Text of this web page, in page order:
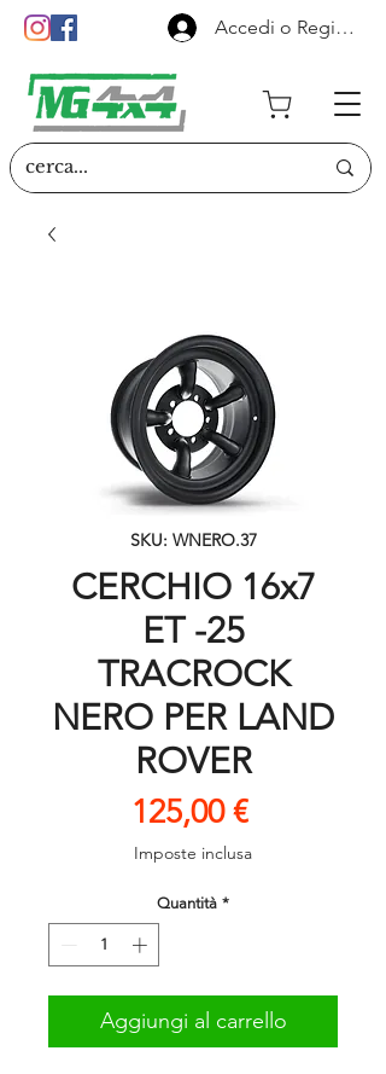
Accedi o Registrati
SKU: WNERO.37
CERCHIO 16x7
ET -25
TRACROCK
NERO PER LAND
ROVER
125,00 €Prezzo
Imposte inclusa
Quantità *
Aggiungi al carrello